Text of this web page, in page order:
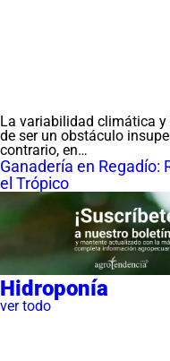
La variabilidad climática
de ser un obstáculo
contrario, en…
Ganadería en Regadío:
el Trópico
Hidroponía
ver todo